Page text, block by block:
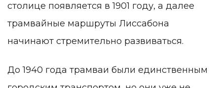
столице появляется в 1901 году, а далее
трамвайные маршруты Лиссабона
начинают стремительно развиваться.
До 1940 года трамваи были единственным